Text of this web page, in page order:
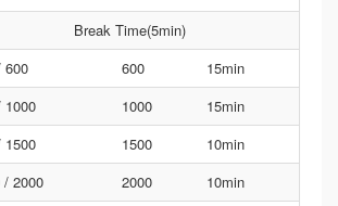
Break Time(5min)
600 600
15min
1000 1000
15min
1500 1500
10min
/ 2000 2000
10min